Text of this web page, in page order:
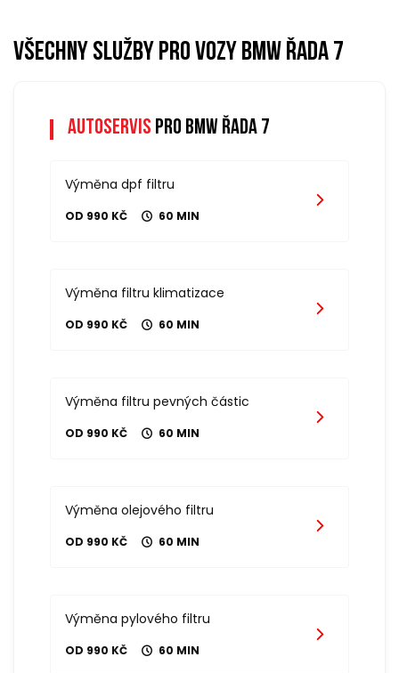
Všechny služby pro vozy bmw řada 7
Autoservis pro bmw řada 7
Výměna dpf filtru
OD 990 KČ 60 MIN
Výměna filtru klimatizace
OD 990 KČ 60 MIN
Výměna filtru pevných částic
OD 990 KČ 60 MIN
Výměna olejového filtru
OD 990 KČ 60 MIN
Výměna pylového filtru
OD 990 KČ 60 MIN